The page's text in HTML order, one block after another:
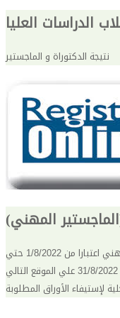
الدراسات العليا
نتيجة الدكتوراة و الماجستير
المهني)
سوف يتم فتح باب التقديم للماجستير المهني اعتبارا من 1/8/2022 حتي
31/8/2022 علي الموقع التالي : http://193.227.5.153/ZAD *وبعد التقديم على